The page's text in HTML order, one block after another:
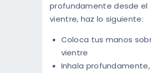
profundamente desde el
vientre, haz lo siguiente:
Coloca tus manos
vientre
Inhala profundamente,